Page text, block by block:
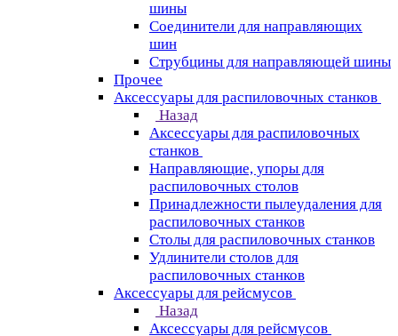
шины
Соединители для направляющих
шин
Струбцины для направляющей шины
Прочее
Аксессуары для распиловочных станков
Назад
Аксессуары для распиловочных
станков
Направляющие, упоры для
распиловочных столов
Принадлежности пылеудаления для
распиловочных станков
Столы для распиловочных станков
Удлинители столов для
распиловочных станков
Аксессуары для рейсмусов
Назад
Аксессуары для рейсмусов